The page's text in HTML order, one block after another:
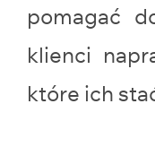
pomagać
klienci
które ich